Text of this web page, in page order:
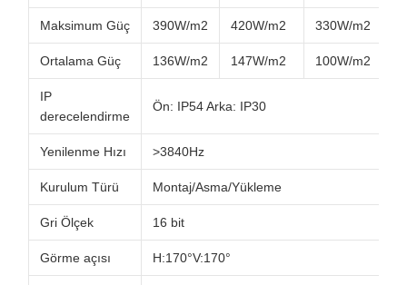
Maksimum Güç 390W/m2 420W/m2 330W/m2
Ortalama Güç 136W/m2 147W/m2 100W/m2
IP
derecelendirme
Ön: IP54 Arka: IP30
Yenilenme Hızı >3840Hz
Kurulum Türü Montaj/Asma/Yükleme
Gri Ölçek 16 bit
Görme açısı H:170°V:170°